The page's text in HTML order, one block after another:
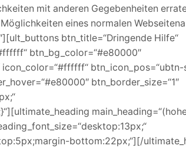
mit anderen Gegebenheiten
eines normalen
btn_title=“Dringende Hilfe“
btn_bg_color=“#e80000″
icon_color=“#ffffff“
btn_border_size=“1″
bottom:22px;“][/